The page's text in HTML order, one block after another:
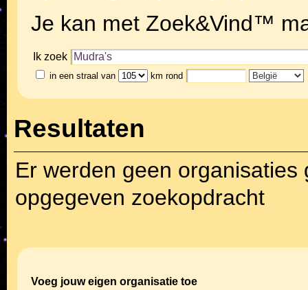
Je kan met Zoek&Vind™
Ik zoek
in een straal van km rond
Resultaten
Er werden geen
opgegeven zoekopdracht
Voeg jouw eigen organisatie toe